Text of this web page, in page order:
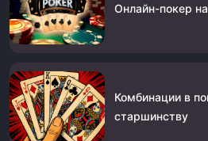
Онлайн-покер
Комбинации в
старшинству